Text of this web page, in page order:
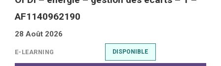
AF1140962190
28 Août 2026
E-LEARNING DISPONIBLE